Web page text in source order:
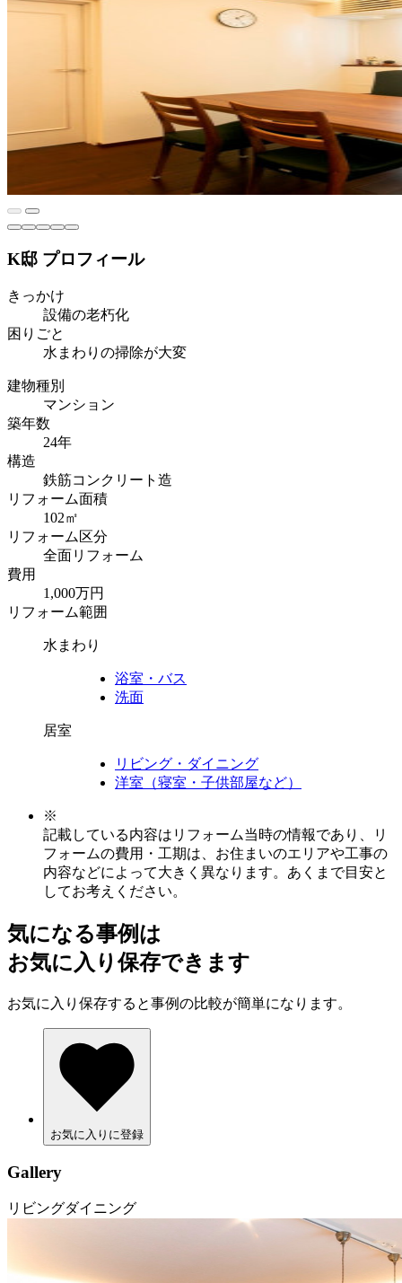
K邸 プロフィール
きっかけ
設備の老朽化
困りごと
水まわりの掃除が大変
建物種別
マンション
築年数
24年
構造
鉄筋コンクリート造
リフォーム面積
102㎡
リフォーム区分
全面リフォーム
費用
1,000万円
リフォーム範囲
水まわり
浴室・バス
洗面
居室
リビング・ダイニング
洋室（寝室・子供部屋など）
※
記載している内容はリフォーム当時の情報であり、リ
フォームの費用・工期は、お住まいのエリアや工事の
内容などによって大きく異なります。あくまで目安と
してお考えください。
気になる事例は
お気に入り保存できます
お気に入り保存すると事例の比較が簡単になります。
お気に入りに登録
Gallery
リビングダイニング